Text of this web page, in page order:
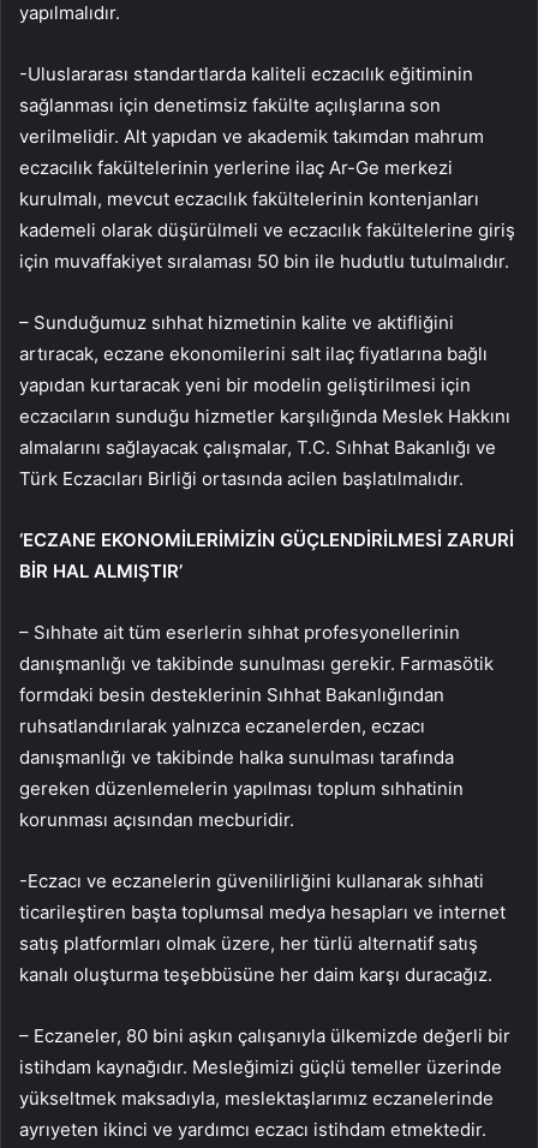
yapılmalıdır.
-Uluslararası standartlarda kaliteli eczacılık eğitiminin
sağlanması için denetimsiz fakülte açılışlarına son
verilmelidir. Alt yapıdan ve akademik takımdan mahrum
eczacılık fakültelerinin yerlerine ilaç Ar-Ge merkezi
kurulmalı, mevcut eczacılık fakültelerinin kontenjanları
kademeli olarak düşürülmeli ve eczacılık fakültelerine giriş
için muvaffakiyet sıralaması 50 bin ile hudutlu tutulmalıdır.
– Sunduğumuz sıhhat hizmetinin kalite ve aktifliğini
artıracak, eczane ekonomilerini salt ilaç fiyatlarına bağlı
yapıdan kurtaracak yeni bir modelin geliştirilmesi için
eczacıların sunduğu hizmetler karşılığında Meslek Hakkını
almalarını sağlayacak çalışmalar, T.C. Sıhhat Bakanlığı ve
Türk Eczacıları Birliği ortasında acilen başlatılmalıdır.
‘ECZANE EKONOMİLERİMİZİN GÜÇLENDİRİLMESİ ZARURİ
BİR HAL ALMIŞTIR’
– Sıhhate ait tüm eserlerin sıhhat profesyonellerinin
danışmanlığı ve takibinde sunulması gerekir. Farmasötik
formdaki besin desteklerinin Sıhhat Bakanlığından
ruhsatlandırılarak yalnızca eczanelerden, eczacı
danışmanlığı ve takibinde halka sunulması tarafında
gereken düzenlemelerin yapılması toplum sıhhatinin
korunması açısından mecburidir.
-Eczacı ve eczanelerin güvenilirliğini kullanarak sıhhati
ticarileştiren başta toplumsal medya hesapları ve internet
satış platformları olmak üzere, her türlü alternatif satış
kanalı oluşturma teşebbüsüne her daim karşı duracağız.
– Eczaneler, 80 bini aşkın çalışanıyla ülkemizde değerli bir
istihdam kaynağıdır. Mesleğimizi güçlü temeller üzerinde
yükseltmek maksadıyla, meslektaşlarımız eczanelerinde
ayrıyeten ikinci ve yardımcı eczacı istihdam etmektedir.